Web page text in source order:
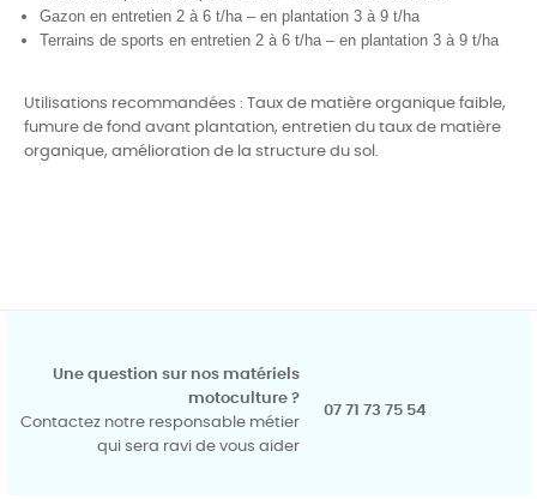
Gazon en entretien 2 à 6 t/ha – en plantation 3 à 9 t/ha
Terrains de sports en entretien 2 à 6 t/ha – en plantation 3 à 9 t/ha
Utilisations recommandées : Taux de matière organique faible,
fumure de fond avant plantation, entretien du taux de matière
organique, amélioration de la structure du sol.
Une question sur nos matériels
motoculture ?
Contactez notre responsable métier
qui sera ravi de vous aider
07 71 73 75 54